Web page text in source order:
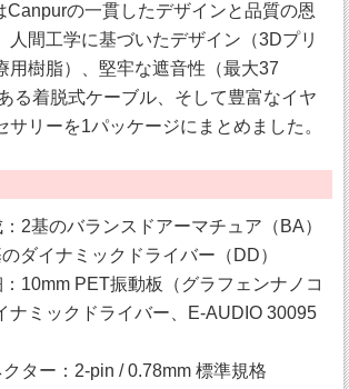
Canpurの一貫したデザインと品質の恩
人間工学に基づいたデザイン（3Dプリ
用樹脂）、堅牢な遮音性（最大37
る着脱式ケーブル、そして豊富なイヤ
サリーを1パッケージにまとめました。
2基のバランスドアーマチュア（BA）
ダイナミックドライバー（DD）
10mm PET振動板（グラフェンナノコ
ナミックドライバー、E-AUDIO 30095
ター：2-pin / 0.78mm 標準規格